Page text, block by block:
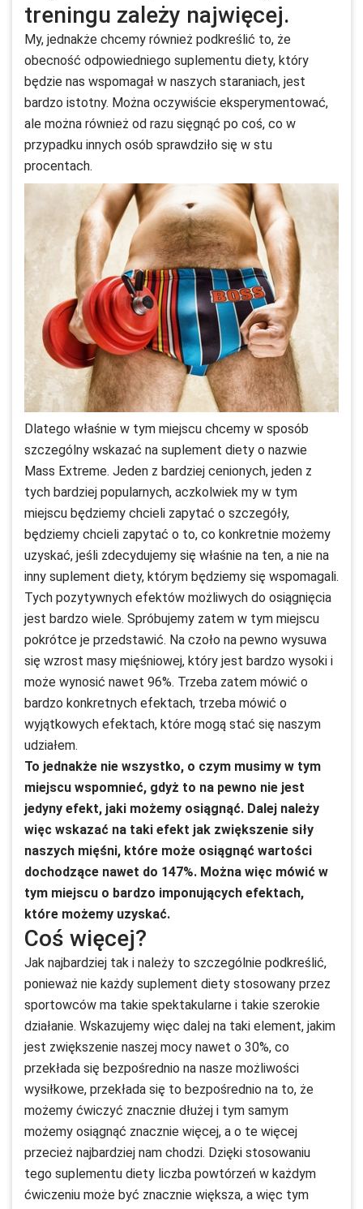
treningu zależy najwięcej.
My, jednakże chcemy również podkreślić to, że
obecność odpowiedniego suplementu diety, który
będzie nas wspomagał w naszych staraniach, jest
bardzo istotny. Można oczywiście eksperymentować,
ale można również od razu sięgnąć po coś, co w
przypadku innych osób sprawdziło się w stu
procentach.
Dlatego właśnie w tym miejscu chcemy w sposób
szczególny wskazać na suplement diety o nazwie
Mass Extreme. Jeden z bardziej cenionych, jeden z
tych bardziej popularnych, aczkolwiek my w tym
miejscu będziemy chcieli zapytać o szczegóły,
będziemy chcieli zapytać o to, co konkretnie możemy
uzyskać, jeśli zdecydujemy się właśnie na ten, a nie na
inny suplement diety, którym będziemy się wspomagali.
Tych pozytywnych efektów możliwych do osiągnięcia
jest bardzo wiele. Spróbujemy zatem w tym miejscu
pokrótce je przedstawić. Na czoło na pewno wysuwa
się wzrost masy mięśniowej, który jest bardzo wysoki i
może wynosić nawet 96%. Trzeba zatem mówić o
bardzo konkretnych efektach, trzeba mówić o
wyjątkowych efektach, które mogą stać się naszym
udziałem.
To jednakże nie wszystko, o czym musimy w tym
miejscu wspomnieć, gdyż to na pewno nie jest
jedyny efekt, jaki możemy osiągnąć. Dalej należy
więc wskazać na taki efekt jak zwiększenie siły
naszych mięśni, które może osiągnąć wartości
dochodzące nawet do 147%. Można więc mówić w
tym miejscu o bardzo imponujących efektach,
które możemy uzyskać.
Coś więcej?
Jak najbardziej tak i należy to szczególnie podkreślić,
ponieważ nie każdy suplement diety stosowany przez
sportowców ma takie spektakularne i takie szerokie
działanie. Wskazujemy więc dalej na taki element, jakim
jest zwiększenie naszej mocy nawet o 30%, co
przekłada się bezpośrednio na nasze możliwości
wysiłkowe, przekłada się to bezpośrednio na to, że
możemy ćwiczyć znacznie dłużej i tym samym
możemy osiągnąć znacznie więcej, a o te więcej
przecież najbardziej nam chodzi. Dzięki stosowaniu
tego suplementu diety liczba powtórzeń w każdym
ćwiczeniu może być znacznie większa, a więc tym